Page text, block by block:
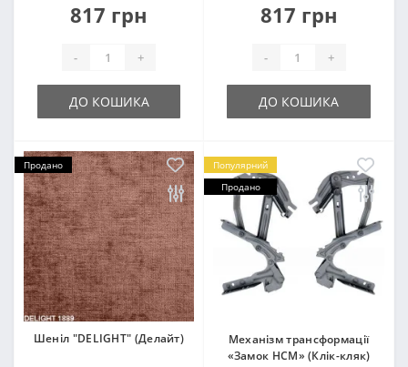
817 грн
- +
ДО КОШИКА
817 грн
- +
ДО КОШИКА
Продано
Шеніл "DELIGHT" (Делайт)
Популярний
Продано
Механізм трансформації
«Замок НСМ» (Клік-кляк)